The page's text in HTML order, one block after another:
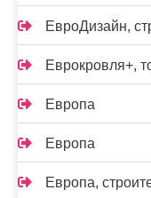
ЕвроДизайн,
Еврокровля+,
Европа
Европа
Европа,